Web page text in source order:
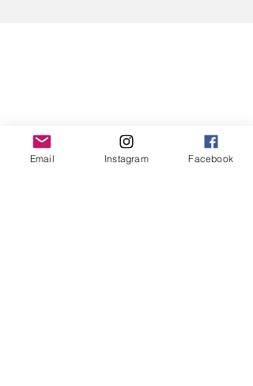
Email Instagram Facebook